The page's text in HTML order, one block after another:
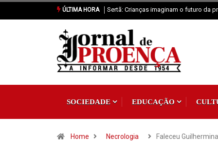
ÚLTIMA HORA Vila de Rei: 2.ª Neon Walk reuniu mais
SOCIEDADE EDUCAÇÃO
Home Necrologia Faleceu Guilhermina